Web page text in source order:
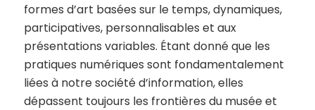
formes d’art basées sur le temps, dynamiques,
participatives, personnalisables et aux
présentations variables. Étant donné que les
pratiques numériques sont fondamentalement
liées à notre société d’information, elles
dépassent toujours les frontières du musée et